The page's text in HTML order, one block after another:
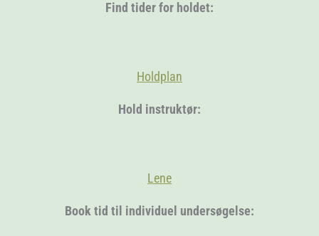
Find tider for holdet:
Holdplan
Hold instruktør:
Lene
Book tid til individuel undersøgelse: